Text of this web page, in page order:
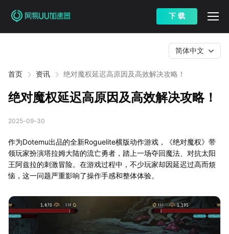
下 载
首页 资讯 绝对魔权延迟高原因及高效解决攻略！
简体中文
绝对魔权延迟高原因及高效解决攻略！
2025-09-30
作为Dotemu出品的全新Roguelite横版动作游戏，《绝对魔权》带
领玩家扮演塔拉姆大陆的流亡勇者，踏上一场夺回魔法、对抗太阳
王阿兹拉的刺激冒险。在游戏过程中，不少玩家却因延迟过高而烦
恼，这一问题严重影响了操作手感和整体体验。